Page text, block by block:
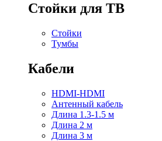
Стойки для ТВ
Стойки
Тумбы
Кабели
HDMI-HDMI
Антенный кабель
Длина 1.3-1.5 м
Длина 2 м
Длина 3 м